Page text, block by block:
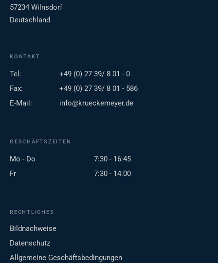
57234 Wilnsdorf
Deutschland
KONTAKT
Tel:
+49 (0) 27 39/ 8 01 - 0
Fax:
+49 (0) 27 39/ 8 01 - 586
E-Mail:
info@krueckemeyer.de
GESCHÄFTSZEITEN
Mo - Do
7:30 - 16:45
Fr
7:30 - 14:00
RECHTLICHES
Bildnachweise
Datenschutz
Allgemeine Geschäftsbedingungen